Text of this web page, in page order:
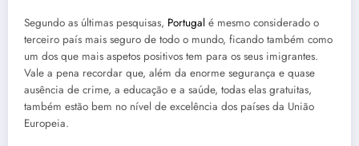
Segundo as últimas pesquisas, Portugal é mesmo considerado o
terceiro país mais seguro de todo o mundo, ficando também como
um dos que mais aspetos positivos tem para os seus imigrantes.
Vale a pena recordar que, além da enorme segurança e quase
ausência de crime, a educação e a saúde, todas elas gratuitas,
também estão bem no nível de excelência dos países da União
Europeia.